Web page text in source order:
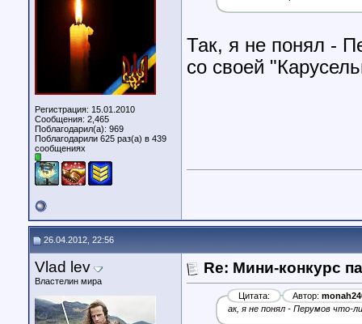
Регистрация: 15.01.2010
Сообщения: 2,465
Поблагодарил(а): 969
Поблагодарили 625 раз(а) в 439
сообщениях
Так, я не понял -
со своей
26.04.2012, 22:56
Vlad lev
Властелин мира
Re: Мини-конкурс
Цитата: Автор:
ак, я не понял - Перумов что-